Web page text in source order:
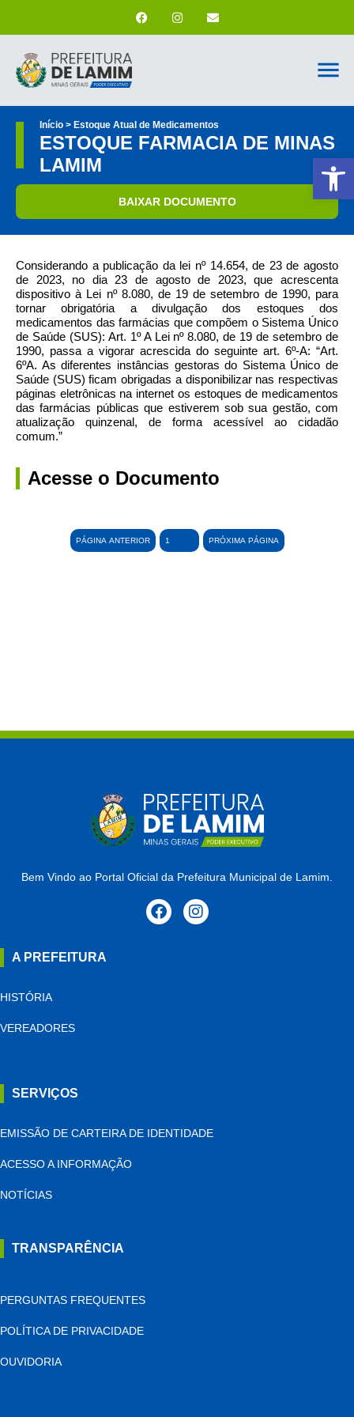
Início > Estoque Atual de Medicamentos
ESTOQUE FARMACIA DE MINAS
LAMIM
BAIXAR DOCUMENTO
Considerando a publicação da lei nº 14.654, de 23 de agosto
de 2023, no dia 23 de agosto de 2023, que acrescenta
dispositivo à Lei nº 8.080, de 19 de setembro de 1990, para
tornar obrigatória a divulgação dos estoques dos
medicamentos das farmácias que compõem o Sistema Único
de Saúde (SUS): Art. 1º A Lei nº 8.080, de 19 de setembro de
1990, passa a vigorar acrescida do seguinte art. 6º-A: “Art.
6ºA. As diferentes instâncias gestoras do Sistema Único de
Saúde (SUS) ficam obrigadas a disponibilizar nas respectivas
páginas eletrônicas na internet os estoques de medicamentos
das farmácias públicas que estiverem sob sua gestão, com
atualização quinzenal, de forma acessível ao cidadão
comum.”
Acesse o Documento
PÁGINA ANTERIOR PRÓXIMA PÁGINA
Bem Vindo ao Portal Oficial da Prefeitura Municipal de Lamim.
A PREFEITURA
HISTÓRIA
VEREADORES
SERVIÇOS
EMISSÃO DE CARTEIRA DE IDENTIDADE
ACESSO A INFORMAÇÃO
NOTÍCIAS
TRANSPARÊNCIA
PERGUNTAS FREQUENTES
POLÍTICA DE PRIVACIDADE
OUVIDORIA